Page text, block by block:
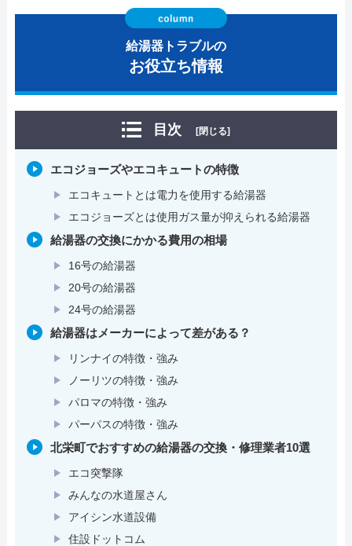
給湯器トラブルの
お役立ち情報
目次 [閉じる]
エコジョーズやエコキュートの特徴
エコキュートとは電力を使用する給湯器
エコジョーズとは使用ガス量が抑えられる給湯器
給湯器の交換にかかる費用の相場
16号の給湯器
20号の給湯器
24号の給湯器
給湯器はメーカーによって差がある？
リンナイの特徴・強み
ノーリツの特徴・強み
パロマの特徴・強み
パーパスの特徴・強み
北栄町でおすすめの給湯器の交換・修理業者10選
エコ突撃隊
みんなの水道屋さん
アイシン水道設備
住設ドットコム